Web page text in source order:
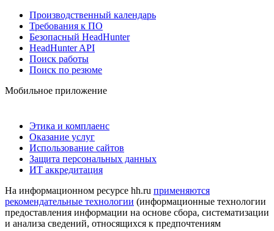
Производственный календарь
Требования к ПО
Безопасный HeadHunter
HeadHunter API
Поиск работы
Поиск по резюме
Мобильное приложение
Этика и комплаенс
Оказание услуг
Использование сайтов
Защита персональных данных
ИТ аккредитация
На информационном ресурсе hh.ru применяются
рекомендательные технологии (информационные технологии
предоставления информации на основе сбора, систематизации
и анализа сведений, относящихся к предпочтениям